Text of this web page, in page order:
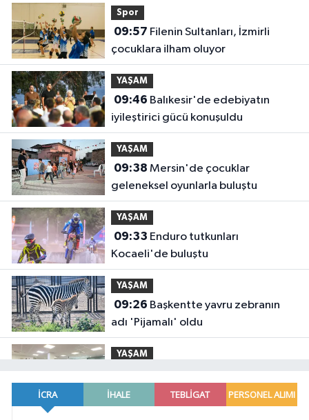
Spor
09:57
çocuklara ilham oluyor
YAŞAM
09:46
iyileştirici gücü konuşuldu
YAŞAM
09:38
geleneksel oyunlarla buluştu
YAŞAM
09:33
Kocaeli'de buluştu
YAŞAM
09:26
adı 'Pijamalı' oldu
YAŞAM
güvenliği eğitimi